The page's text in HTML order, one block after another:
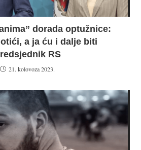
dorada optužnice:
a ja ću i dalje biti
RS
21. kolovoza 2023.